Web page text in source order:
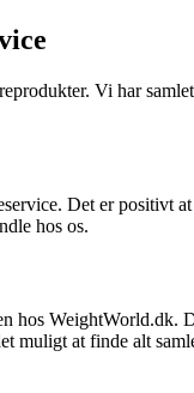
Vi har
Det er positivt
hos os.
hos
muligt at finde alt